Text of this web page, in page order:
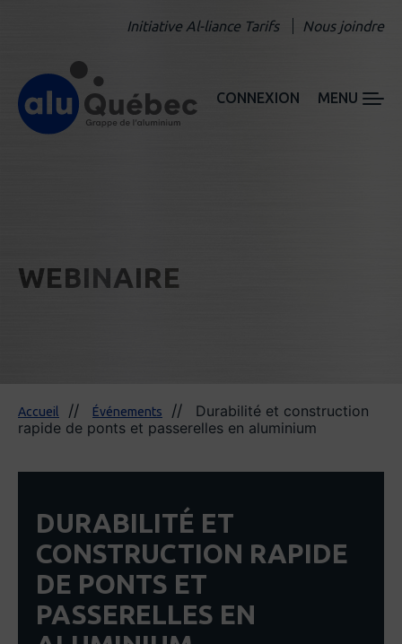
Initiative Al-liance Tarifs Nous joindre
CONNEXION MENU
WEBINAIRE
Accueil Événements
Durabilité et construction
rapide de ponts et passerelles en aluminium
DURABILITÉ ET
CONSTRUCTION RAPIDE
DE PONTS ET
PASSERELLES EN